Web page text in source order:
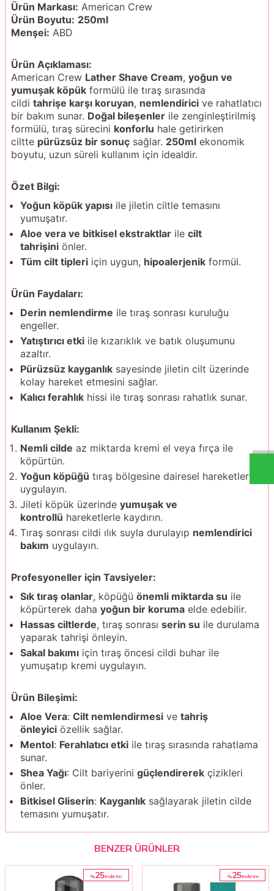
Ürün Markası: American Crew
Ürün Boyutu: 250ml
Menşei: ABD
Ürün Açıklaması:
American Crew Lather Shave Cream, yoğun ve
yumuşak köpük formülü ile tıraş sırasında
cildi tahrişe karşı koruyan, nemlendirici ve rahatlatıcı
bir bakım sunar. Doğal bileşenler ile zenginleştirilmiş
formülü, tıraş sürecini konforlu hale getirirken
ciltte pürüzsüz bir sonuç sağlar. 250ml ekonomik
boyutu, uzun süreli kullanım için idealdir.
Özet Bilgi:
Yoğun köpük yapısı ile jiletin ciltle temasını
yumuşatır.
Aloe vera ve bitkisel ekstraktlar ile cilt
tahrişini önler.
Tüm cilt tipleri için uygun, hipoalerjenik formül.
Ürün Faydaları:
Derin nemlendirme ile tıraş sonrası kuruluğu
engeller.
Yatıştırıcı etki ile kızarıklık ve batık oluşumunu
azaltır.
Pürüzsüz kayganlık sayesinde jiletin cilt üzerinde
kolay hareket etmesini sağlar.
Kalıcı ferahlık hissi ile tıraş sonrası rahatlık sunar.
Kullanım Şekli:
Nemli cilde az miktarda kremi el veya fırça ile
köpürtün.
Yoğun köpüğü tıraş bölgesine dairesel hareketlerle
uygulayın.
Jileti köpük üzerinde yumuşak ve
kontrollü hareketlerle kaydırın.
Tıraş sonrası cildi ılık suyla durulayıp nemlendirici
bakım uygulayın.
Profesyoneller için Tavsiyeler:
Sık tıraş olanlar, köpüğü önemli miktarda su ile
köpürterek daha yoğun bir koruma elde edebilir.
Hassas ciltlerde, tıraş sonrası serin su ile durulama
yaparak tahrişi önleyin.
Sakal bakımı için tıraş öncesi cildi buhar ile
yumuşatıp kremi uygulayın.
Ürün Bileşimi:
Aloe Vera: Cilt nemlendirmesi ve tahriş
önleyici özellik sağlar.
Mentol: Ferahlatıcı etki ile tıraş sırasında rahatlama
sunar.
Shea Yağı: Cilt bariyerini güçlendirerek çizikleri
önler.
Bitkisel Gliserin: Kayganlık sağlayarak jiletin cilde
temasını yumuşatır.
BENZER ÜRÜNLER
%25i̇ndirim %25i̇ndirim